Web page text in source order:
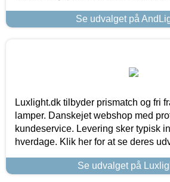
Se udvalget på
Luxlight.dk tilbyder prismatch og fri
lamper. Danskejet webshop med
kundeservice. Levering sker typisk
hverdage. Klik her for at se deres
Se udvalget på